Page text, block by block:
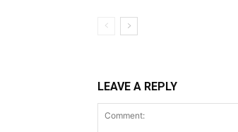
LEAVE A REPLY